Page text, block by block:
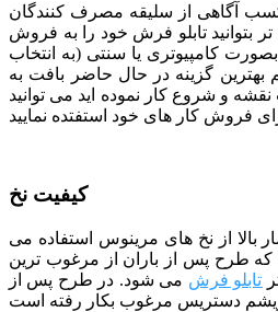
کسب آگاهی از سلیقه مصرف کنندگان
بتوانید تابلو فرش خود را به فروش
کامپیوتری یا سنتی (به انتخاب
بهترین گزینه در حال حاضر بافت به
و شروع کار نموده اید می توانید
کیفیت نخ
بالا از نخ های مرینوس استفاده می
طرح پس از باران از مرغوب ترین
تابلو فرش می شود. در طرح پس از